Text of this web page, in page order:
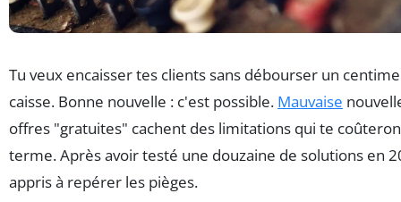
Tu veux encaisser tes clients sans débourser un
caisse. Bonne nouvelle : c'est possible. Mauvaise
offres "gratuites" cachent des limitations qui te
terme. Après avoir testé une douzaine de solutions en
appris à repérer les pièges.